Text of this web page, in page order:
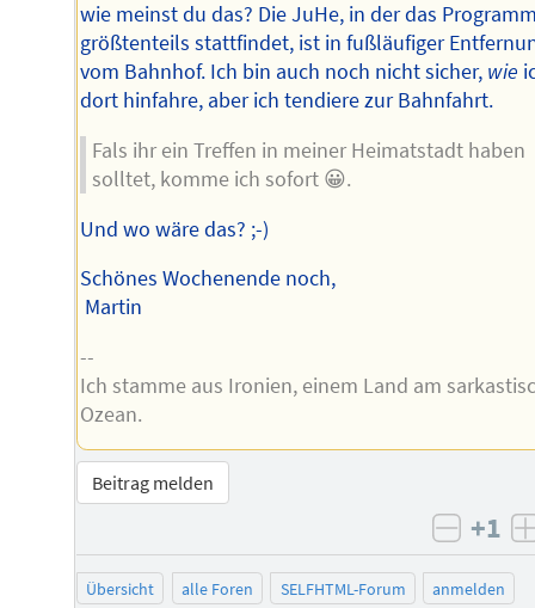
wie meinst du das? Die JuHe, in der das
größtenteils stattfindet, ist in fußläufiger
vom Bahnhof. Ich bin auch noch nicht sicher, wie
dort hinfahre, aber ich tendiere zur Bahnfahrt.
Fals ihr ein Treffen in meiner Heimatstadt haben
solltet, komme ich sofort 😀.
Und wo wäre das? ;-)
Schönes Wochenende noch,
Martin
--
Ich stamme aus Ironien, einem Land am
Ozean.
Beitrag melden
+1
Übersicht alle Foren SELFHTML-Forum anmelden